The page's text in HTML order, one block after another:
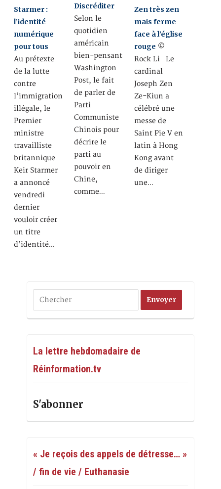
Starmer :
l’identité
numérique
pour tous
Au prétexte
de la lutte
contre
l’immigration
illégale, le
Premier
ministre
travailliste
britannique
Keir Starmer
a annoncé
vendredi
dernier
vouloir créer
un titre
d’identité…
Discréditer
Selon le
quotidien
américain
bien-pensant
Washington
Post, le fait
de parler de
Parti
Communiste
Chinois pour
décrire le
parti au
pouvoir en
Chine,
comme…
Zen très zen
mais ferme
face à l’église
rouge ©
Rock Li Le
cardinal
Joseph Zen
Ze-Kiun a
célébré une
messe de
Saint Pie V en
latin à Hong
Kong avant
de diriger
une…
La lettre hebdomadaire de
Réinformation.tv
S'abonner
« Je reçois des appels de détresse… »
/ fin de vie / Euthanasie